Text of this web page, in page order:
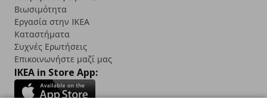
Βιωσιμότητα
Εργασία στην IKEA
Καταστήματα
Συχνές Ερωτήσεις
Επικοινωνήστε μαζί μας
IKEA in Store App: